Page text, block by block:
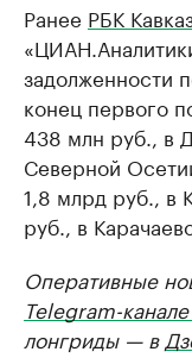
Ранее РБК
задолженности
конец первого
438 млн руб., в
Северной
1,8 млрд руб., в
руб., в
Оперативные
Telegram-
лонгриды — в